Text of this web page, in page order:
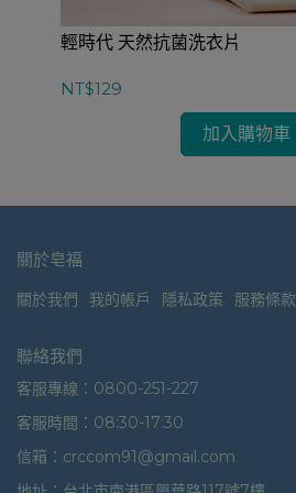
輕時代 天然抗菌洗衣片
NT$129
加入購物車
關於皂福
關於我們 我的帳戶 隱私政策 服務條款
聯絡我們
客服專線：0800-251-227
客服時間：08:30-17:30
信箱：crccom91@gmail.com